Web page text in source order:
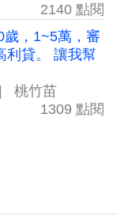
2140 點閱
，1~5萬，審
利貸。 讓我幫
桃竹苗
1309 點閱